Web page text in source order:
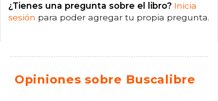
¿Tienes una pregunta sobre el libro? Inicia
sesión para poder agregar tu propia pregunta.
Opiniones sobre Buscalibre